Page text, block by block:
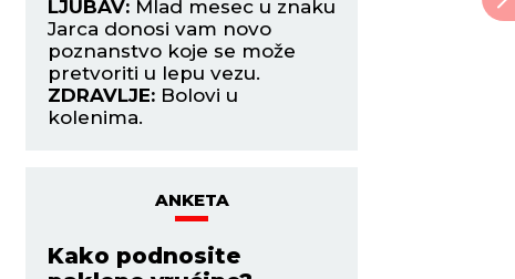
LJUBAV: Mlad mesec u znaku
Jarca donosi vam novo
poznanstvo koje se može
pretvoriti u lepu vezu.
ZDRAVLJE: Bolovi u
kolenima.
odnosu dugo
problem, danas
ANKETA
Kako podnosite